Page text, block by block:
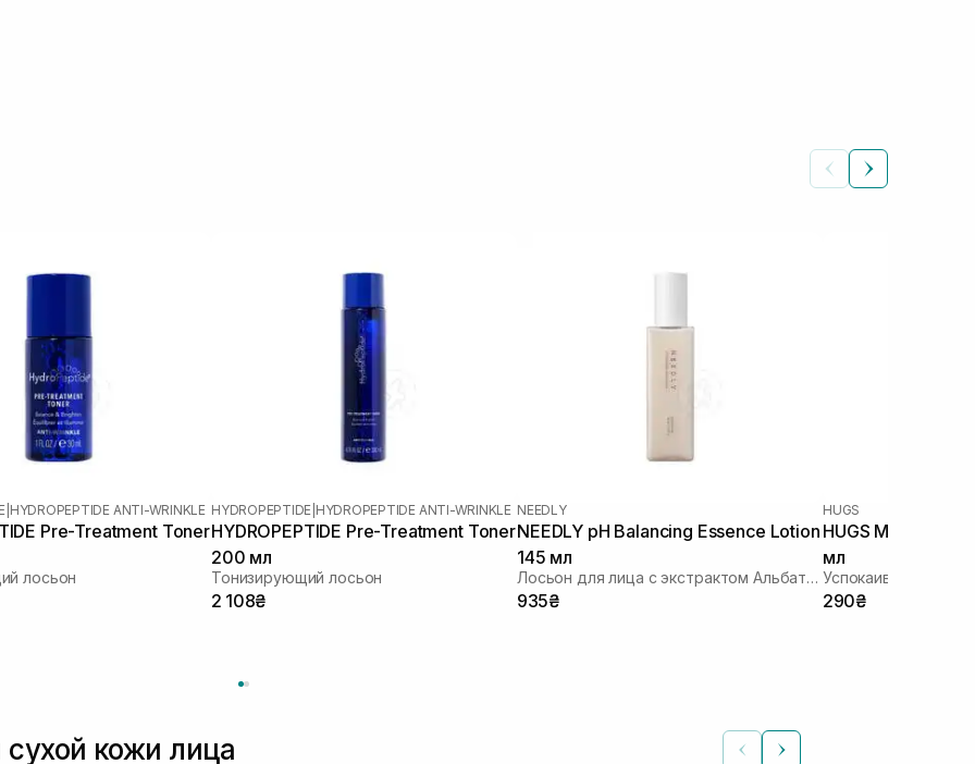
HYDROPEPTIDE ANTI-WRINKLE
Pre-Treatment Toner
лосьон
HYDROPEPTIDE HYDROPEPTIDE ANTI-WRINKLE
HYDROPEPTIDE Pre-Treatment Toner
200 мл
Тонизирующий лосьон
2 108₴
NEEDLY
NEEDLY pH Balancing Essence Lotion
145 мл
Лосьон для лица с экстрактом Альбатрелла
935₴
HUGS
HUGS Mini
мл
Успокаивающий
290₴
кожи лица